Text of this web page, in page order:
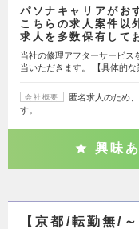
パソナキャリアがお
こちらの求人案件以
求人を多数保有して
当社の修理アフターサービス
当いただきます。 【具体的
会社概要
匿名求人のため
す。
興味
【京都/転勤無/